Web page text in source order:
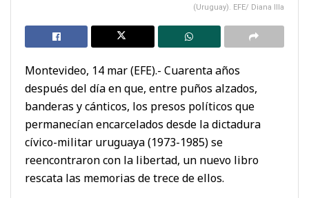
(Uruguay). EFE/ Diana Illa
Montevideo, 14 mar (EFE).- Cuarenta años
después del día en que, entre puños alzados,
banderas y cánticos, los presos políticos que
permanecían encarcelados desde la dictadura
cívico-militar uruguaya (1973-1985) se
reencontraron con la libertad, un nuevo libro
rescata las memorias de trece de ellos.